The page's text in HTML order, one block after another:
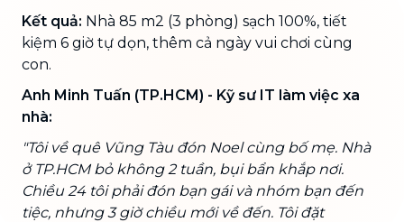
Kết quả: Nhà 85 m2 (3 phòng) sạch 100%, tiết
kiệm 6 giờ tự dọn, thêm cả ngày vui chơi cùng
con.
Anh Minh Tuấn (TP.HCM) - Kỹ sư IT làm việc xa
nhà:
"Tôi về quê Vũng Tàu đón Noel cùng bố mẹ. Nhà
ở TP.HCM bỏ không 2 tuần, bụi bẩn khắp nơi.
Chiều 24 tôi phải đón bạn gái và nhóm bạn đến
tiệc, nhưng 3 giờ chiều mới về đến. Tôi đặt